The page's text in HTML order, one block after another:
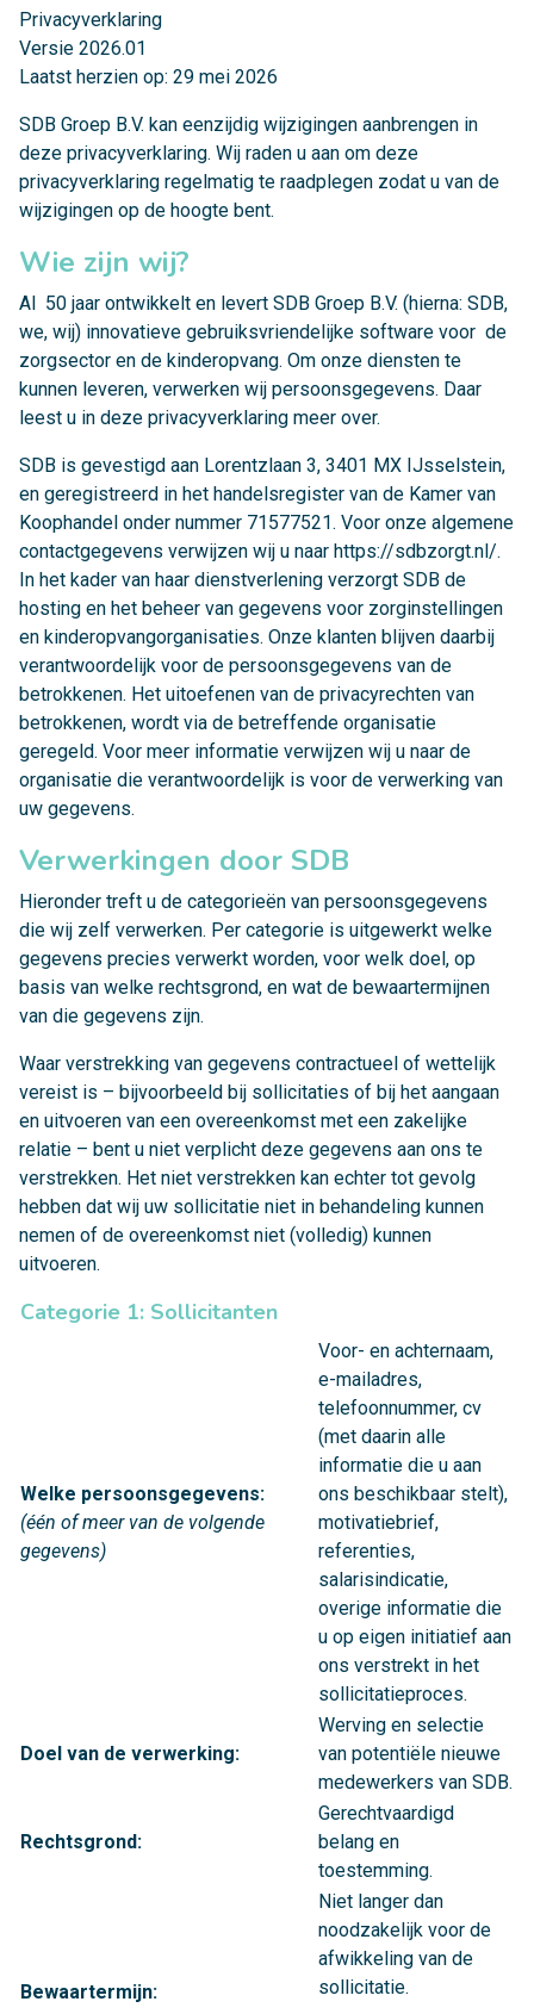
Privacyverklaring
Versie 2026.01
Laatst herzien op: 29 mei 2026
SDB Groep B.V. kan eenzijdig wijzigingen aanbrengen in
deze privacyverklaring. Wij raden u aan om deze
privacyverklaring regelmatig te raadplegen zodat u van de
wijzigingen op de hoogte bent.
Wie zijn wij?
Al 50 jaar ontwikkelt en levert SDB Groep B.V. (hierna: SDB,
we, wij) innovatieve gebruiksvriendelijke software voor de
zorgsector en de kinderopvang. Om onze diensten te
kunnen leveren, verwerken wij persoonsgegevens. Daar
leest u in deze privacyverklaring meer over.
SDB is gevestigd aan Lorentzlaan 3, 3401 MX IJsselstein,
en geregistreerd in het handelsregister van de Kamer van
Koophandel onder nummer 71577521. Voor onze algemene
contactgegevens verwijzen wij u naar https://sdbzorgt.nl/.
In het kader van haar dienstverlening verzorgt SDB de
hosting en het beheer van gegevens voor zorginstellingen
en kinderopvangorganisaties. Onze klanten blijven daarbij
verantwoordelijk voor de persoonsgegevens van de
betrokkenen. Het uitoefenen van de privacyrechten van
betrokkenen, wordt via de betreffende organisatie
geregeld. Voor meer informatie verwijzen wij u naar de
organisatie die verantwoordelijk is voor de verwerking van
uw gegevens.
Verwerkingen door SDB
Hieronder treft u de categorieën van persoonsgegevens
die wij zelf verwerken. Per categorie is uitgewerkt welke
gegevens precies verwerkt worden, voor welk doel, op
basis van welke rechtsgrond, en wat de bewaartermijnen
van die gegevens zijn.
Waar verstrekking van gegevens contractueel of wettelijk
vereist is – bijvoorbeeld bij sollicitaties of bij het aangaan
en uitvoeren van een overeenkomst met een zakelijke
relatie – bent u niet verplicht deze gegevens aan ons te
verstrekken. Het niet verstrekken kan echter tot gevolg
hebben dat wij uw sollicitatie niet in behandeling kunnen
nemen of de overeenkomst niet (volledig) kunnen
uitvoeren.
Categorie 1: Sollicitanten
Welke persoonsgegevens:
(één of meer van de volgende
gegevens)
Voor- en achternaam,
e-mailadres,
telefoonnummer, cv
(met daarin alle
informatie die u aan
ons beschikbaar stelt),
motivatiebrief,
referenties,
salarisindicatie,
overige informatie die
u op eigen initiatief aan
ons verstrekt in het
sollicitatieproces.
Doel van de verwerking:
Werving en selectie
van potentiële nieuwe
medewerkers van SDB.
Rechtsgrond:
Gerechtvaardigd
belang en
toestemming.
Bewaartermijn:
Niet langer dan
noodzakelijk voor de
afwikkeling van de
sollicitatie.